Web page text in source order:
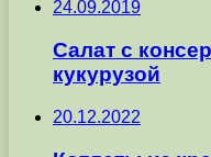
24.09.2019
Салат с
кукурузой
20.12.2022